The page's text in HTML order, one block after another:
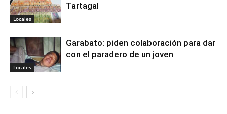
Locales
Tartagal
Locales
Garabato: piden colaboración para dar
con el paradero de un joven